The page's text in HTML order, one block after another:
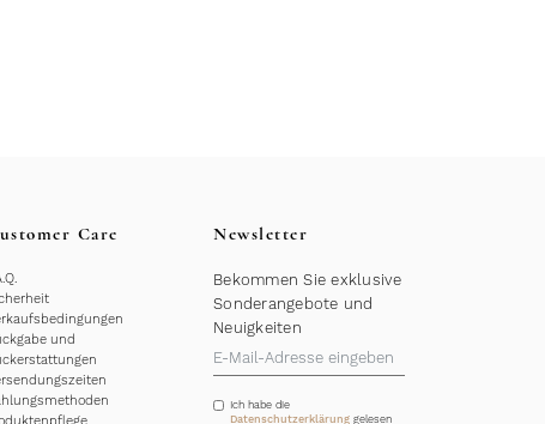
Care
und
Newsletter
Bekommen Sie exklusive
Sonderangebote und
Neuigkeiten
Ich habe die
Datenschutzerklärunggelesen